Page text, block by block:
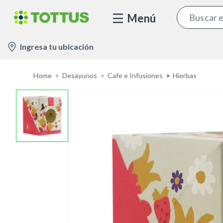
Menú
Ingresa tu ubicación
Home Desayunos Cafe e Infusiones Hierbas